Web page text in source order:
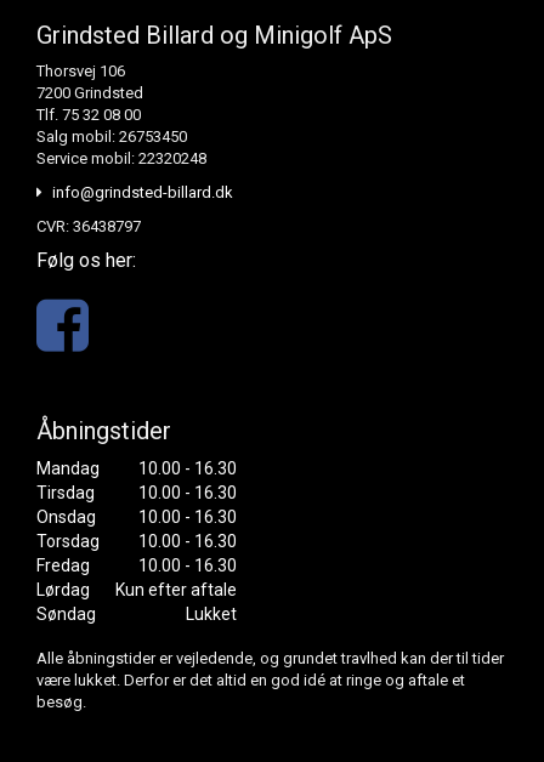
Grindsted Billard og Minigolf ApS
Thorsvej 106
7200 Grindsted
Tlf. 75 32 08 00
Salg mobil: 26753450
Service mobil: 22320248
info@grindsted-billard.dk
CVR: 36438797
Følg os her:
Åbningstider
Mandag
10.00 - 16.30
Tirsdag
10.00 - 16.30
Onsdag
10.00 - 16.30
Torsdag
10.00 - 16.30
Fredag
10.00 - 16.30
Lørdag
Kun efter aftale
Søndag
Lukket
Alle åbningstider er vejledende, og grundet travlhed kan der til tider
være lukket. Derfor er det altid en god idé at ringe og aftale et
besøg.